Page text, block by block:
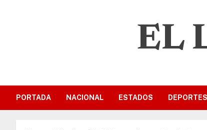
EL
PORTADA NACIONAL ESTADOS DEPORTES